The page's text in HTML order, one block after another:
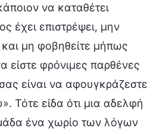
να καταθέτει
έχει επιστρέψει, μην
και μη φοβηθείτε μήπως
είστε φρόνιμες παρθένες
είναι να αφουγκράζεστε
Τότε είδα ότι μια αδελφή
ένα χωρίο των λόγων